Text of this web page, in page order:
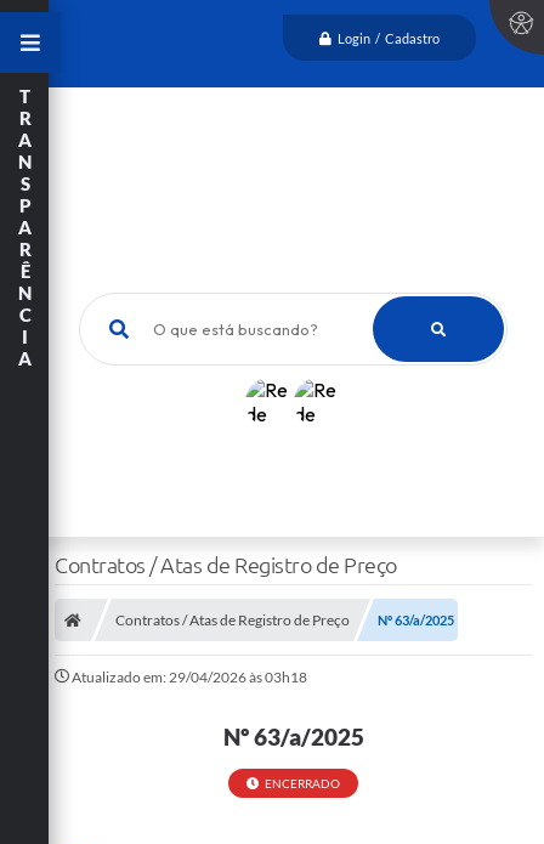
Login / Cadastro
O que está buscando?
T
R
A
N
S
P
A
R
Ê
N
C
I
A
Contratos / Atas de Registro de Preço
Contratos / Atas de Registro de Preço Nº 63/a/2025
Atualizado em: 29/04/2026 às 03h18
Nº 63/a/2025
ENCERRADO